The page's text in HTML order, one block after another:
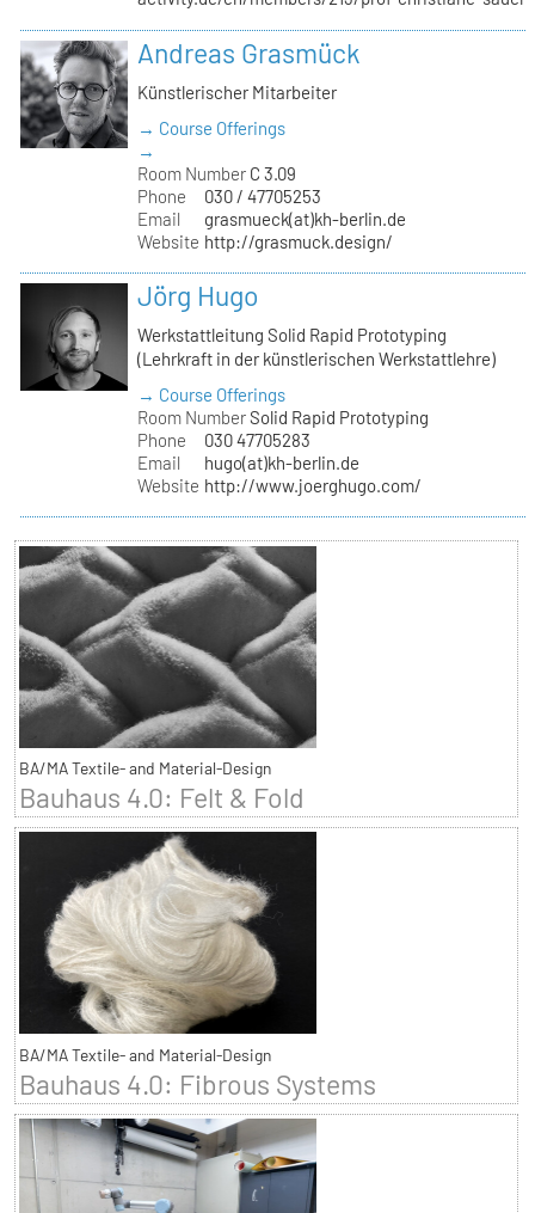
Andreas Grasmück
Künstlerischer Mitarbeiter
→ Course Offerings
→
Room Number C 3.09
Phone
030 / 47705253
Email
grasmueck(at)kh-berlin.de
Website http://grasmuck.design/
Jörg Hugo
Werkstattleitung Solid Rapid Prototyping
(Lehrkraft in der künstlerischen Werkstattlehre)
→ Course Offerings
Room NumberSolid Rapid Prototyping
Phone
030 47705283
Email
hugo(at)kh-berlin.de
Website http://www.joerghugo.com/
BA/MA Textile- and Material-Design
Bauhaus 4.0: Felt & Fold
BA/MA Textile- and Material-Design
Bauhaus 4.0: Fibrous Systems